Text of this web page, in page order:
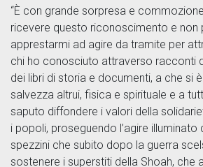
“È con grande sorpresa e
ricevere questo riconoscimento e non
apprestarmi ad agire da tramite per
chi ho conosciuto attraverso racconti
dei libri di storia e documenti, a che si
salvezza altrui, fisica e spirituale e a
saputo diffondere i valori della
i popoli, proseguendo l’agire illuminato
spezzini che subito dopo la guerra
sostenere i superstiti della Shoah, che